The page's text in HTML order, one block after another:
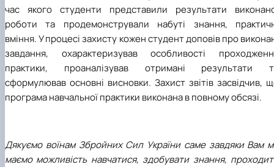
час якого студенти представили результати
роботи та продемонстрували набуті знання,
вміння. У процесі захисту кожен студент доповів про
завдання, охарактеризував особливості
практики, проаналізував отримані результати
сформулював основні висновки. Захист звітів засвідчив,
програма навчальної практики виконана в повному обсязі.
Дякуємо воїнам Збройних Сил України саме завдяки Вам
маємо можливість навчатися, здобувати знання,